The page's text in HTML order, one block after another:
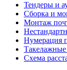
Тендеры и
Сборка и
Монтаж
Нумерация
Схема